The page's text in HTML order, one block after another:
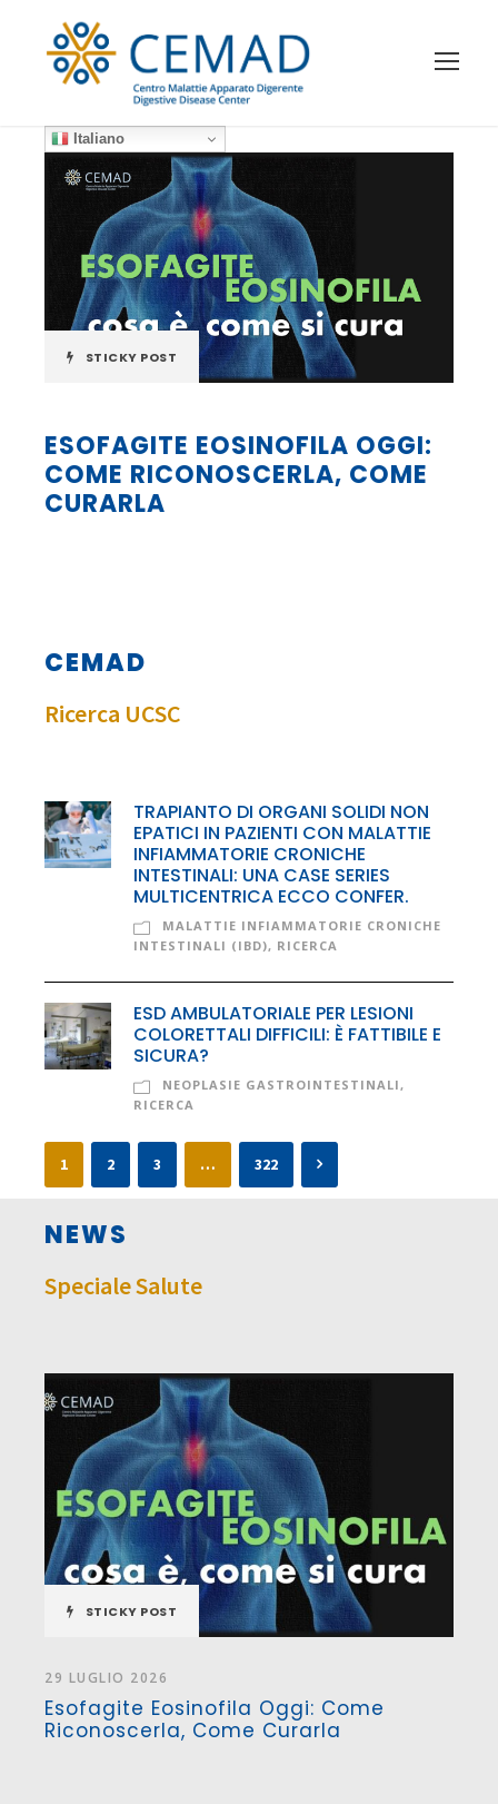
Italiano
“LA SALUTE SCENDE IN CAMPO,
MERCATI CONTADINI IN 70
CEMAD
Ricerca UCSC
TRAPIANTO DI ORGANI SOLIDI NON
EPATICI IN PAZIENTI CON MALATTIE
INFIAMMATORIE CRONICHE
INTESTINALI: UNA CASE SERIES
MULTICENTRICA ECCO CONFER.
MALATTIE INFIAMMATORIE CRONICHE
INTESTINALI (IBD), RICERCA
ESD AMBULATORIALE PER LESIONI
COLORETTALI DIFFICILI: È FATTIBILE E
SICURA?
NEOPLASIE GASTROINTESTINALI ,
RICERCA
1 2 3 … 322
NEWS
Speciale Salute
STICKY POST
11 LUGLIO 2026
“La Salute Scende In Campo, Mercati
Contadini In 70 Ospedali”